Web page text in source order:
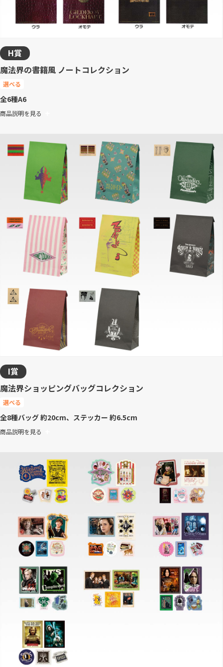
H賞
魔法界の書籍風 ノートコレクション
選べる
全6種A6
商品説明を見る
I賞
魔法界ショッピングバッグコレクション
選べる
全8種バッグ 約20cm、ステッカー 約6.5cm
商品説明を見る